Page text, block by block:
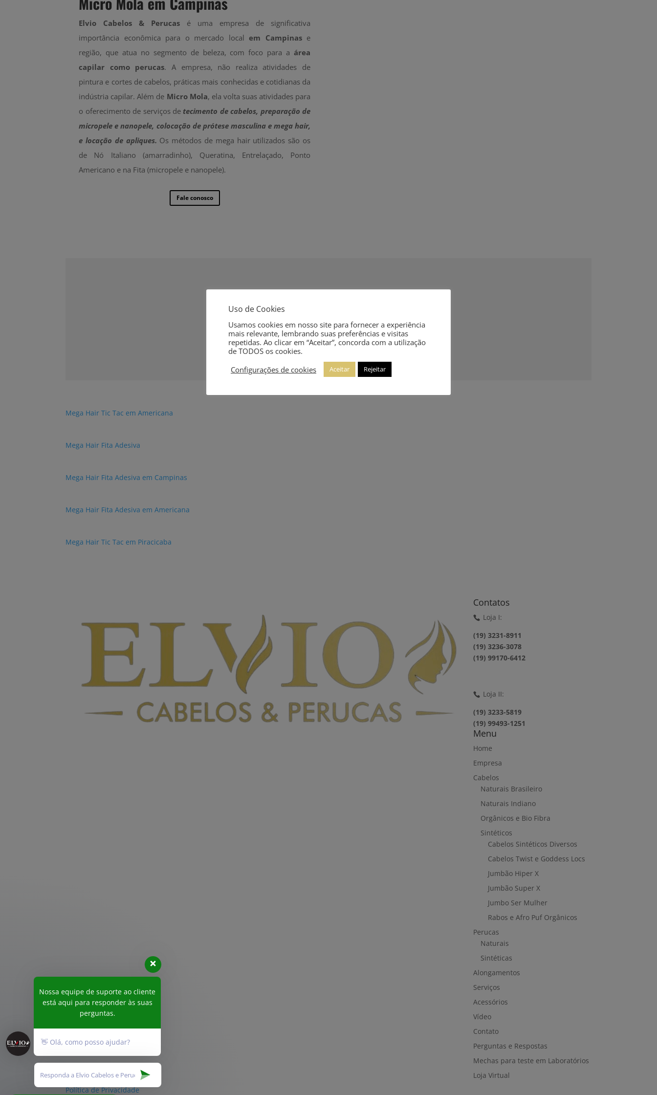
Elvio Cabelos & Perucas é uma empresa de significativa
importância econômica para o mercado local em Campinase
região, que atua no segmento de beleza, com foco para aárea
capilar como perucas. A empresa, não realiza atividades de
pintura e cortes de cabelos, práticas mais conhecidas e cotidianas da
indústria capilar. Além de Micro Mola, ela volta suas atividades para
o oferecimento de serviços de tecimento de cabelos, preparação de
micropele e nanopele, colocação de prótese masculina e mega hair,
e locação de apliques. Os métodos de mega hair utilizados são os
de Nó Italiano (amarradinho), Queratina, Entrelaçado, Ponto
Americano e na Fita (micropele e nanopele).
Fale conosco
Mega Hair Tic Tac em Americana
Mega Hair Fita Adesiva
Mega Hair Fita Adesiva em Campinas
Mega Hair Fita Adesiva em Americana
Mega Hair Tic Tac em Piracicaba
Contatos
Loja I:
(19) 3231-8911
(19) 3236-3078
(19) 99170-6412
Loja II:
(19) 3233-5819
(19) 99493-1251
Menu
Home
Empresa
Cabelos
Naturais Brasileiro
Naturais Indiano
Orgânicos e Bio Fibra
Sintéticos
Cabelos Sintéticos Diversos
Cabelos Twist e Goddess Locs
Jumbão Hiper X
Jumbão Super X
Jumbo Ser Mulher
Rabos e Afro Puf Orgânicos
Perucas
Naturais
Sintéticas
Alongamentos
Serviços
Acessórios
Vídeo
Contato
Perguntas e Respostas
Mechas para teste em Laboratórios
Loja Virtual
Política de Privacidade
Uso de Cookies
Usamos cookies em nosso site para fornecer a experiência
mais relevante, lembrando suas preferências e visitas
repetidas. Ao clicar em “Aceitar”, concorda com a utilização
de TODOS os cookies.
Configurações de cookies
Aceitar Rejeitar
Nossa equipe de suporte ao cliente
está aqui para responder às suas
perguntas.
👋 Olá, como posso ajudar?